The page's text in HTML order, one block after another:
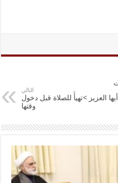
التالي
أيها العزيز >تهيأَ للصلاة قبل دخول
وقتها